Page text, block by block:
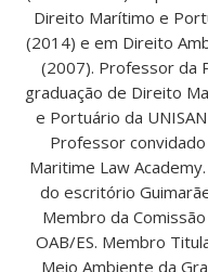
Direito Marítimo e
(2014) e em Direito
(2007). Professor da
graduação de Direito
e Portuário da
Professor convidado
Maritime Law Academy.
do escritório
Membro da
OAB/ES. Membro
Meio Ambiente da